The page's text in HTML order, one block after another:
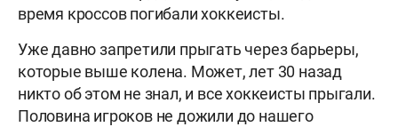
время кроссов погибали хоккеисты.
Уже давно запретили прыгать через барьеры,
которые выше колена. Может, лет 30 назад
никто об этом не знал, и все хоккеисты прыгали.
Половина игроков не дожили до нашего